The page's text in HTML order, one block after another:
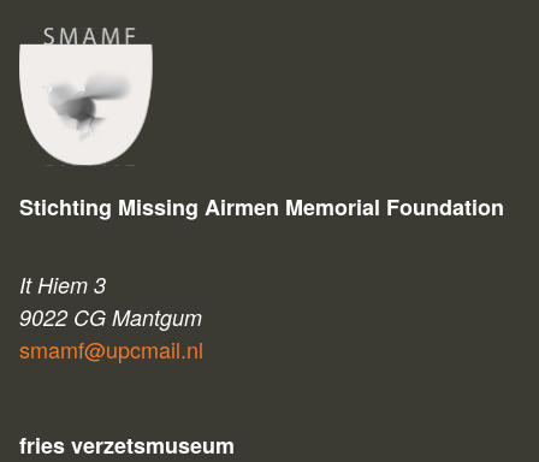
Stichting Missing Airmen Memorial Foundation
It Hiem 3
9022 CG Mantgum
smamf@upcmail.nl
fries verzetsmuseum